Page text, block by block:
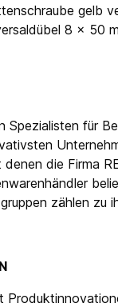
gelb
8 x 50
Spezialisten für
die Firma
zählen zu